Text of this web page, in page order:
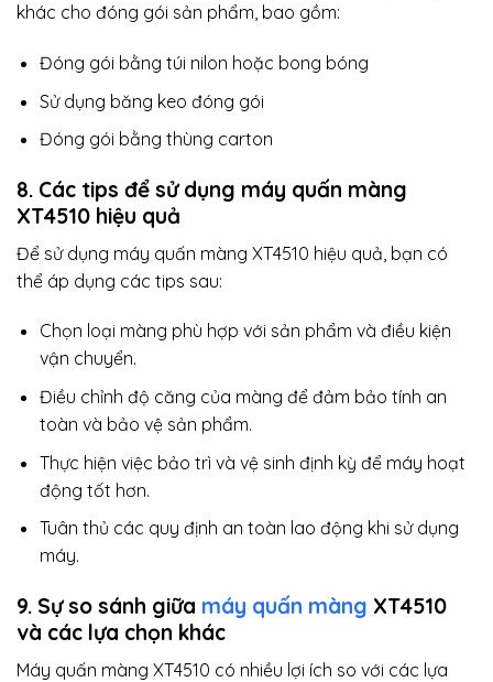
khác cho đóng gói sản phẩm, bao gồm:
Đóng gói bằng túi nilon hoặc bong bóng
Sử dụng băng keo đóng gói
Đóng gói bằng thùng carton
8. Các tips để sử dụng máy quấn màng
XT4510 hiệu quả
Để sử dụng máy quấn màng XT4510 hiệu quả, bạn có
thể áp dụng các tips sau:
Chọn loại màng phù hợp với sản phẩm và điều kiện
vận chuyển.
Điều chỉnh độ căng của màng để đảm bảo tính an
toàn và bảo vệ sản phẩm.
Thực hiện việc bảo trì và vệ sinh định kỳ để máy hoạt
động tốt hơn.
Tuân thủ các quy định an toàn lao động khi sử dụng
máy.
9. Sự so sánh giữa máy quấn màng XT4510
và các lựa chọn khác
Máy quấn màng XT4510 có nhiều lợi ích so với các lựa